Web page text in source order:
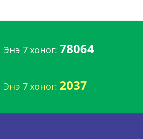
Энэ 7 хоног: 78064
Энэ 7 хоног: 2037